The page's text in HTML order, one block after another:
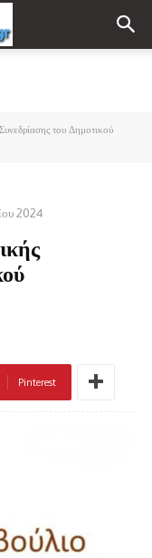
του Δημοτικού
2024
Pinterest